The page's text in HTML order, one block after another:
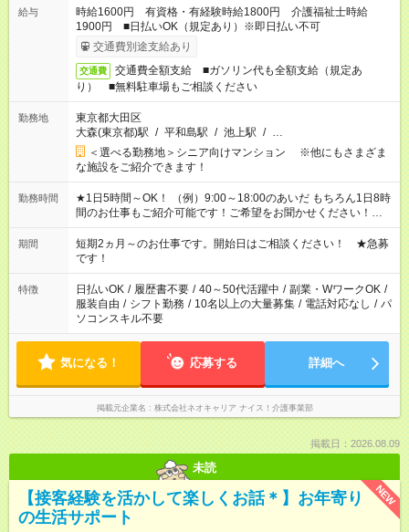
給与
時給1600円 有資格・有経験時給1800円 介護福祉士時給
1900円 ■日払いOK（規定あり）※即日払い不可
交通費別途支給あり
交通費
交通費全額支給 ■ガソリン代も全額支給（規定あ
り） ■無料駐車場もご相談ください
勤務地
東京都大田区
大森(東京都)駅 / 平和島駅 / 池上駅 / …
＜選べる勤務地＞シニア向けマンション ※他にもさまざま
な施設をご紹介できます！
勤務時間
★1日5時間～OK！ （例）9:00～18:00のあいだ もちろん1日8時
間のお仕事もご紹介可能です！ご希望をお聞かせください！★家
庭の都合でお休みが必要な場合も遠慮なくご相談ください。 ※
週最低15時間以上の勤務が必要です
期間
短期2ヵ月～のお仕事です。開始日はご相談ください！ ★急募
です！
特徴 日払いOK / 履歴書不要 / 40～50代活躍中 / 副業・WワークOK /
服装自由 / シフト勤務 / 10名以上の大量募集 / 電話対応なし / パ
ソコンスキル不要
気になる！ 応募する 詳細へ
掲載元企業名 株式会社ネオキャリア ナイス！介護事業部
掲載日：2026.08.09
未読
NEW
【接客経験を活かして楽しくお話＊】お年寄り
の生活サポート